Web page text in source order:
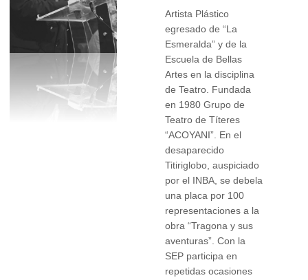
Artista Plástico
egresado de “La
Esmeralda” y de la
Escuela de Bellas
Artes en la disciplina
de Teatro. Fundada
en 1980 Grupo de
Teatro de Títeres
“ACOYANI”. En el
desaparecido
Titiriglobo, auspiciado
por el INBA, se debela
una placa por 100
representaciones a la
obra “Tragona y sus
aventuras”. Con la
SEP participa en
repetidas ocasiones